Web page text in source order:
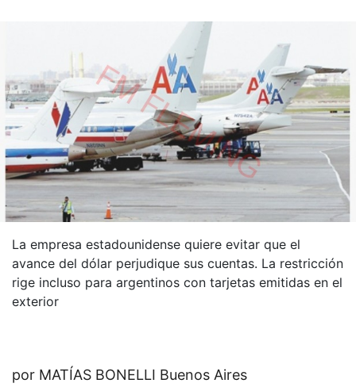
La empresa estadounidense quiere evitar que el
avance del dólar perjudique sus cuentas. La restricción
rige incluso para argentinos con tarjetas emitidas en el
exterior
por MATÍAS BONELLI Buenos Aires